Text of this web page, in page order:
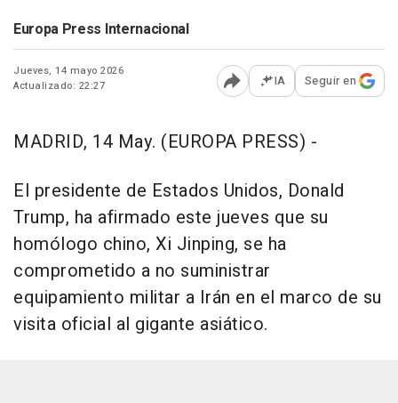
Europa Press Internacional
Jueves, 14 mayo 2026
Actualizado: 22:27
Abrir opciones para
IA Seguir en
MADRID, 14 May. (EUROPA PRESS) -
El presidente de Estados Unidos, Donald
Trump, ha afirmado este jueves que su
homólogo chino, Xi Jinping, se ha
comprometido a no suministrar
equipamiento militar a Irán en el marco de su
visita oficial al gigante asiático.